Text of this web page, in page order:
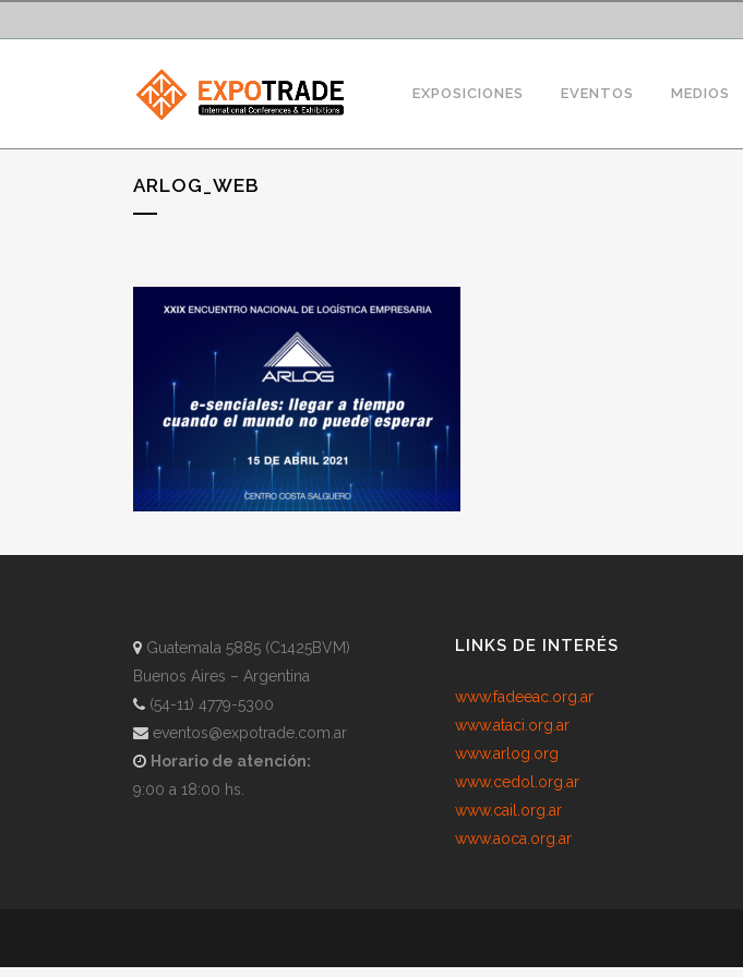
EXPOSICIONES EVENTOS MEDIOS
ARLOG_WEB
Guatemala 5885 (C1425BVM)
Buenos Aires – Argentina
(54-11) 4779-5300
eventos@expotrade.com.ar
Horario de atención:
9:00 a 18:00 hs.
LINKS DE INTERÉS
www.fadeeac.org.ar
www.ataci.org.ar
www.arlog.org
www.cedol.org.ar
www.cail.org.ar
www.aoca.org.ar